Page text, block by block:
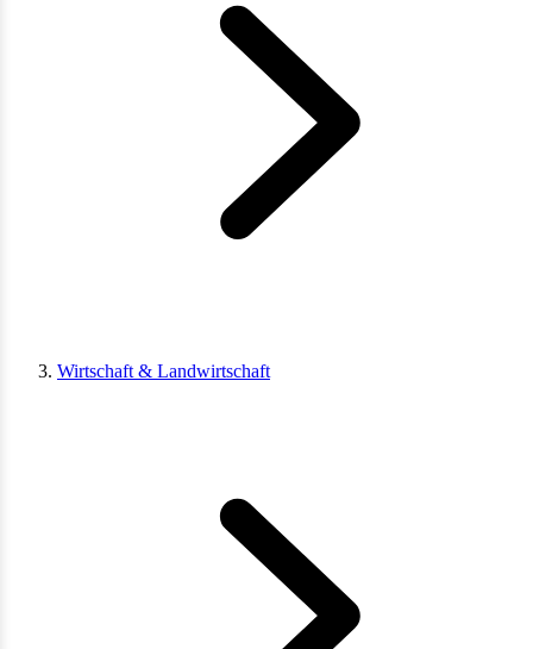
Wirtschaft & Landwirtschaft